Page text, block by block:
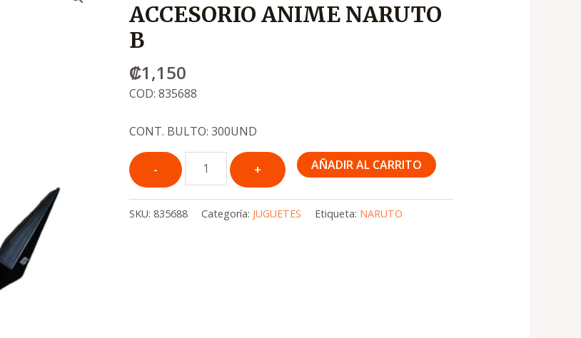
ACCESORIO ANIME NARUTO
B
₡1,150
COD: 835688
CONT. BULTO: 300UND
AÑADIR AL CARRITO
SKU:835688 Categoría: JUGUETES Etiqueta: NARUTO